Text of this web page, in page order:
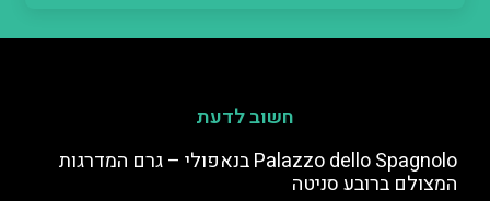
חשוב לדעת
Palazzo dello Spagnolo בנאפולי – גרם המדרגות
המצולם ברובע סניטה